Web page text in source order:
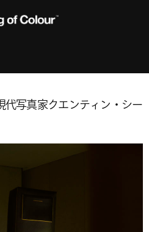
写真家クエンティン・シー